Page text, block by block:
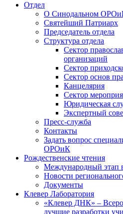
Отдел
О Синодальном
Святейший Патриарх
Председатель отдела
Структура отдела
Сектор
организаций
Сектор
Сектор основ
Канцелярия
Сектор
Юридическая
Экспертный
Пресс-служба
Контакты
Задать вопрос
ОРОиК
Рождественские чтения
Международный этап
Новости
Документы
Клевер Лаборатория
«Клевер ДНК» –
лучшие разработки